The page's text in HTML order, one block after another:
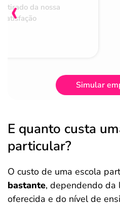
da nossa
‹
Simular
E quanto custa
particular?
O custo de uma escola
bastante, dependendo da
oferecida e do nível de